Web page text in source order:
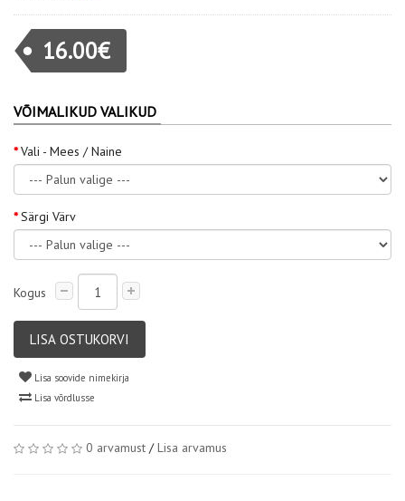
16.00€
VÕIMALIKUD VALIKUD
Vali - Mees / Naine
Särgi Värv
Kogus
LISA OSTUKORVI
Lisa soovide nimekirja
Lisa võrdlusse
0 arvamust /Lisa arvamus